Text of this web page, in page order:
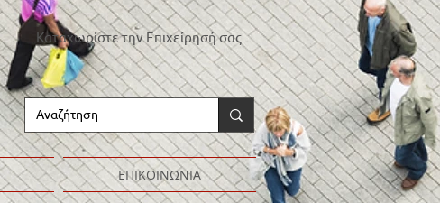
Καταχωρίστε την Επιχείρησή σας
ΕΠΙΚΟΙΝΩΝΙΑ